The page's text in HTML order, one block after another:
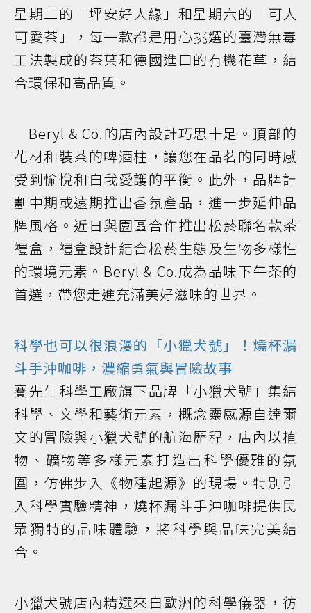
星期二的「坪安好人緣」和星期六的「可人
可愛茶」，每一款都是用心挑選的臺灣無毒
工法製成的茶葉和德國進口的有機花草，結
合環保和高品質。
Beryl & Co.的店內設計巧思十足。頂部的
花材和裝茶的啤酒柱，讓您在品茗的同時感
受到愉悅和自我愛護的平衡。此外，品牌計
劃中期或遠期推出香氛產品，進一步延伸品
牌風格。近日與園區合作推出松菸聯名款茶
禮盒，禮盒設計結合松菸生態及生物多樣性
的環境元素。Beryl & Co.成為品味下午茶的
首選，帶您走進充滿美好滋味的世界。
科學也可以很浪漫的「小獵犬號」！燒杯漏
斗手沖咖啡，濃縮勇氣與冒險故事
賽先生科學工廠旗下品牌「小獵犬號」集結
科學、文學和藝術元素，概念靈感源自達爾
文的冒險與小獵犬號的航海歷程，店內以植
物、礦物等多樣元素打造出科學優雅的氛
圍，仿佛步入《物種起源》的現場。特別引
入科學實驗精神，燒杯漏斗手沖咖啡提供民
眾獨特的品味體驗，將科學與品味完美結
合。
小獵犬號店內精選來自歐洲的科學儀器，彷